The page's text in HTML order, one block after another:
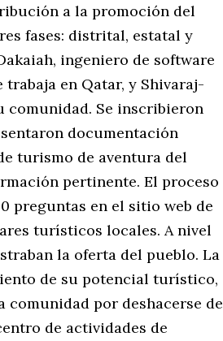
a la promoción del
fases: distrital, estatal y
ingeniero de software
trabaja en Qatar, y Shivaraj-
comunidad. Se inscribieron
documentación
turismo de aventura del
pertinente. El proceso
preguntas en el sitio web de
turísticos locales. A nivel
la oferta del pueblo. La
de su potencial turístico,
comunidad por deshacerse de
de actividades de